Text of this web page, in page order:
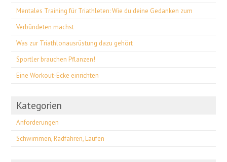
Mentales Training für Triathleten: Wie du deine Gedanken zum
Verbündeten machst
Was zur Triathlonausrüstung dazu gehört
Sportler brauchen Pflanzen!
Eine Workout-Ecke einrichten
Kategorien
Anforderungen
Schwimmen, Radfahren, Laufen